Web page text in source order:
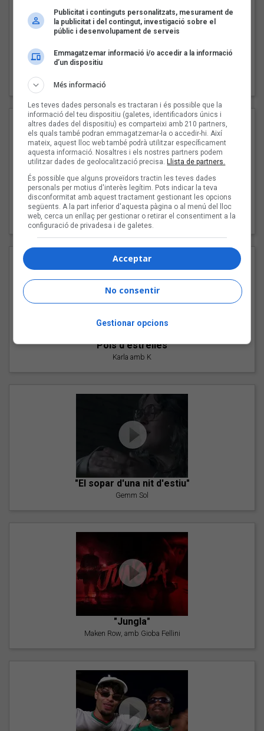
Pep Álvarez amb Joan Muntaner (Xanguito)
"Les cabres"
94 Rules amb Compte
"Pols d'estrelles"
Karla amb K
"El sopar d'una nit d'estiu"
Gemm Sol
"Jungla"
Maken Row, amb Gioba Fellini
Publicitat i continguts personalitzats, mesurament de
la publicitat i del contingut, investigació sobre el
públic i desenvolupament de serveis
Emmagatzemar informació i/o accedir a la informació
d’un dispositiu
Més informació
Les teves dades personals es tractaran i és possible que la
informació del teu dispositiu (galetes, identificadors únics i
altres dades del dispositiu) es comparteixi amb 210 partners,
els quals també podran emmagatzemar-la o accedir-hi. Així
mateix, aquest lloc web també podrà utilitzar específicament
aquesta informació. Nosaltres i els nostres partners podem
utilitzar dades de geolocalització precisa. Llista de partners.
És possible que alguns proveïdors tractin les teves dades
personals per motius d'interès legítim. Pots indicar la teva
disconformitat amb aquest tractament gestionant les opcions
següents. A la part inferior d'aquesta pàgina o al menú del lloc
web, cerca un enllaç per gestionar o retirar el consentiment a la
configuració de privadesa i de galetes.
Acceptar
No consentir
Gestionar opcions